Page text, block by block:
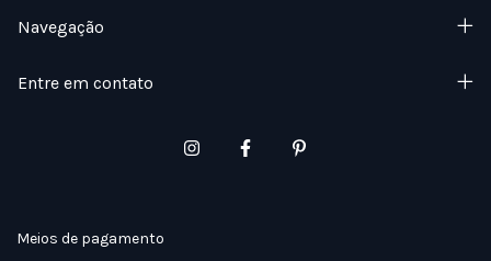
Navegação
Entre em contato
Meios de pagamento